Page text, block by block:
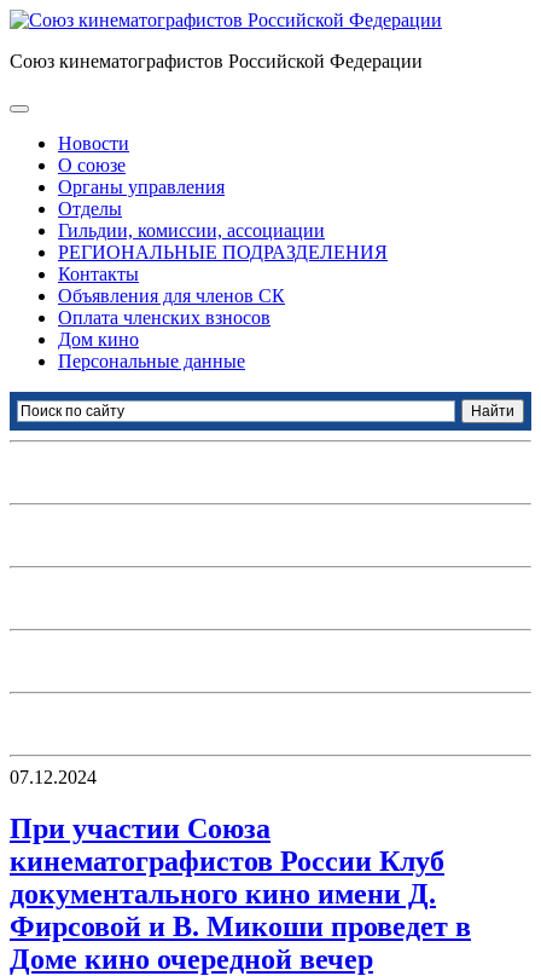
Союз кинематографистов Российской Федерации
Новости
О союзе
Органы управления
Отделы
Гильдии, комиссии, ассоциации
РЕГИОНАЛЬНЫЕ ПОДРАЗДЕЛЕНИЯ
Контакты
Объявления для членов СК
Оплата членских взносов
Дом кино
Персональные данные
07.12.2024
При участии Союза
кинематографистов России Клуб
документального кино имени Д.
Фирсовой и В. Микоши проведет в
Доме кино очередной вечер